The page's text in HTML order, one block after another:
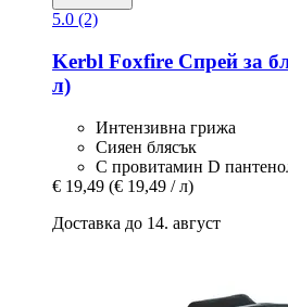
5.0 (2)
Kerbl Foxfire Спрей за
л)
Интензивна грижа
Сияен блясък
С провитамин D
€ 19,49 (€ 19,49 / л)
Доставка до 14. август